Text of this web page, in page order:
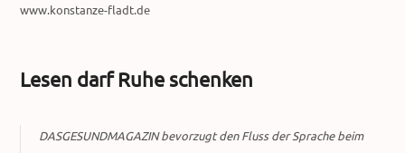
www.konstanze-fladt.de
Lesen darf Ruhe schenken
DASGESUNDMAGAZIN bevorzugt den Fluss der Sprache beim